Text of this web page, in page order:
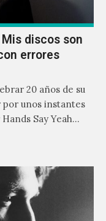
Mis discos son
errores
20 años de su
por unos instantes
Say Yeah